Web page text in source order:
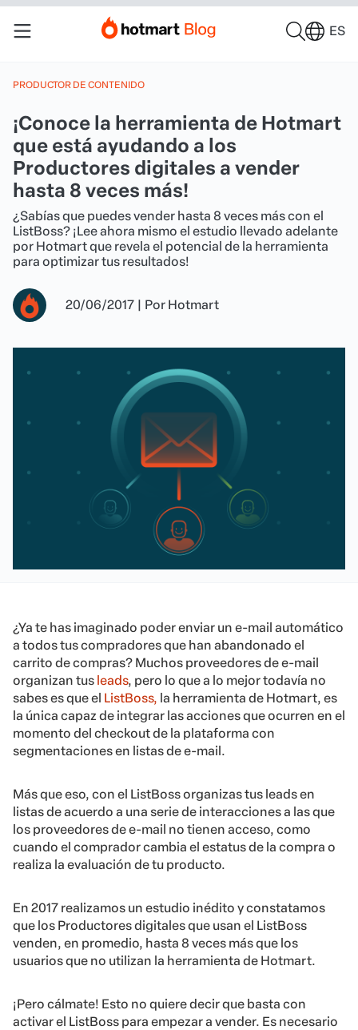
ES
PRODUCTOR DE CONTENIDO
¡Conoce la herramienta de Hotmart
que está ayudando a los
Productores digitales a vender
hasta 8 veces más!
¿Sabías que puedes vender hasta 8 veces más con el
ListBoss? ¡Lee ahora mismo el estudio llevado adelante
por Hotmart que revela el potencial de la herramienta
para optimizar tus resultados!
20/06/2017 | Por Hotmart
¿Ya te has imaginado poder enviar un e-mail automático
a todos tus compradores que han abandonado el
carrito de compras? Muchos proveedores de e-mail
organizan tus leads, pero lo que a lo mejor todavía no
sabes es que el ListBoss, la herramienta de Hotmart, es
la única capaz de integrar las acciones que ocurren en el
momento del checkout de la plataforma con
segmentaciones en listas de e-mail.
Más que eso, con el ListBoss organizas tus leads en
listas de acuerdo a una serie de interacciones a las que
los proveedores de e-mail no tienen acceso, como
cuando el comprador cambia el estatus de la compra o
realiza la evaluación de tu producto.
En 2017 realizamos un estudio inédito y constatamos
que los Productores digitales que usan el ListBoss
venden, en promedio, hasta 8 veces más que los
usuarios que no utilizan la herramienta de Hotmart.
¡Pero cálmate! Esto no quiere decir que basta con
activar el ListBoss para empezar a vender. Es necesario